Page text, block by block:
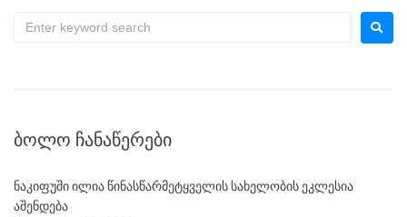
ᲑᲝᲚᲝ ᲩᲐᲜᲐᲬᲔᲠᲔᲑᲘ
ნაკიფუში ილია წინასწარმეტყველის სახელობის ეკლესია
აშენდება